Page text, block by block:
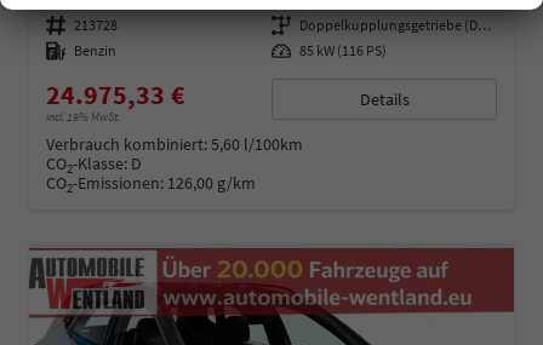
Fahrzeugnummer 213728 Getriebe
Doppelkupplungsgetriebe (DSG)
Kraftstoff Benzin Leistung 85 kW (116 PS)
24.975,33 €
incl. 19% MwSt.
Details
Verbrauch kombiniert:5,60 l/100km
CO2-Klasse: D
CO2-Emissionen: 126,00 g/km